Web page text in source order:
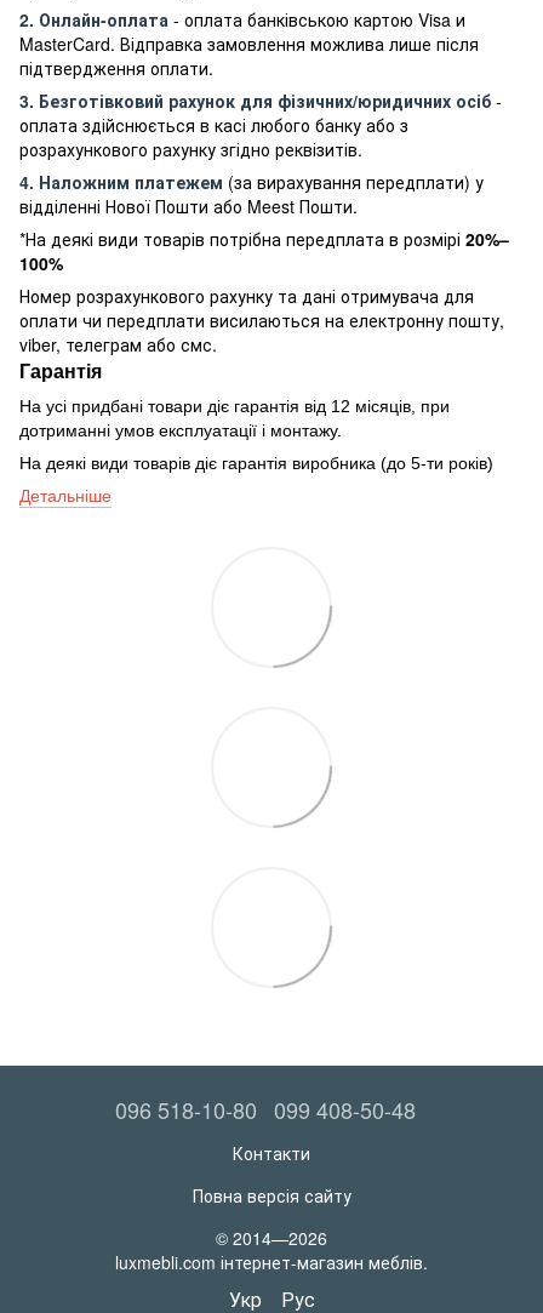
2. Онлайн-оплата - оплата банківською картою Visa и
MasterCard. Відправка замовлення можлива лише після
підтвердження оплати.
3. Безготівковий рахунок для фізичних/юридичних осіб -
оплата здійснюється в касі любого банку або з
розрахункового рахунку згідно реквізитів.
4. Наложним платежем (за вирахування передплати) у
відділенні Нової Пошти або Meest Пошти.
*На деякі види товарів потрібна передплата в розмірі 20%–
100%
Номер розрахункового рахунку та дані отримувача для
оплати чи передплати висилаються на електронну пошту,
viber, телеграм або смс.
Гарантія
На усі придбані товари діє гарантія від 12 місяців, при
дотриманні умов експлуатації і монтажу.
На деякі види товарів діє гарантія виробника (до 5-ти років)
Детальніше
096 518-10-80 099 408-50-48
Контакти
Повна версія сайту
© 2014—2026
luxmebli.com інтернет-магазин меблів.
Укр Рус